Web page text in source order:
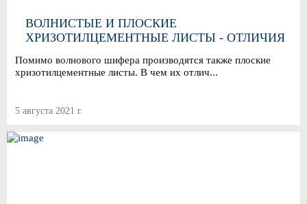
ВОЛНИСТЫЕ И ПЛОСКИЕ
ХРИЗОТИЛЦЕМЕНТНЫЕ ЛИСТЫ - ОТЛИЧИЯ
Помимо волнового шифера производятся также плоские
хризотилцементные листы. В чем их отлич...
5 августа 2021 г.